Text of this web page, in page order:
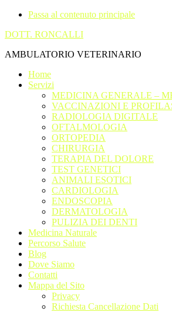
Passa al contenuto principale
DOTT. RONCALLI
AMBULATORIO VETERINARIO
Home
Servizi
MEDICINA GENERALE –
VACCINAZIONI E
RADIOLOGIA DIGITALE
OFTALMOLOGIA
ORTOPEDIA
CHIRURGIA
TERAPIA DEL DOLORE
TEST GENETICI
ANIMALI ESOTICI
CARDIOLOGIA
ENDOSCOPIA
DERMATOLOGIA
PULIZIA DEI DENTI
Medicina Naturale
Percorso Salute
Blog
Dove Siamo
Contatti
Mappa del Sito
Privacy
Richiesta Cancellazione Dati